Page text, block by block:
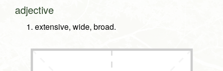
adjective
extensive, wide, broad.